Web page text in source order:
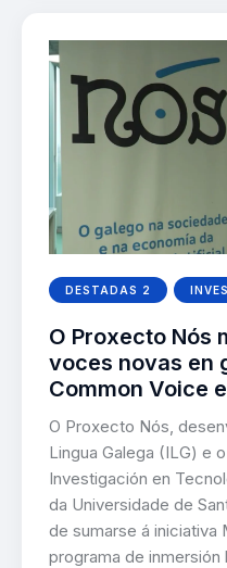
DESTADAS 2
O Proxecto Nós
voces novas en
Common Voice
O Proxecto Nós,
Lingua Galega (ILG) e
Investigación en
da Universidade de
de sumarse á iniciativa
programa de inmersión